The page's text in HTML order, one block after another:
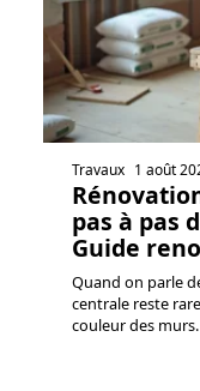
Travaux 1 août
pas à pas
Guide reno
Quand on parle
centrale reste
couleur des